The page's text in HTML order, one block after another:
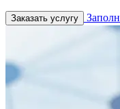
Заказать услугу